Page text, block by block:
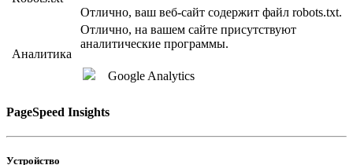
Отлично, ваш веб-сайт содержит файл robots.txt.
Аналитика
Отлично, на вашем сайте присутствуют
аналитические программы.
Google Analytics
PageSpeed Insights
Устройство